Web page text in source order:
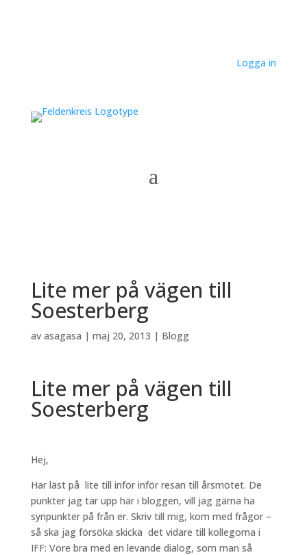
Logga in
Lite mer på vägen till
Soesterberg
av asagasa | maj 20, 2013 | Blogg
Lite mer på vägen till
Soesterberg
Hej,
Har läst på lite till inför inför resan till årsmötet. De
punkter jag tar upp här i bloggen, vill jag gärna ha
synpunkter på från er. Skriv till mig, kom med frågor –
så ska jag försöka skicka det vidare till kollegorna i
IFF: Vore bra med en levande dialog, som man så